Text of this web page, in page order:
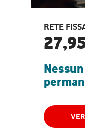
RETE